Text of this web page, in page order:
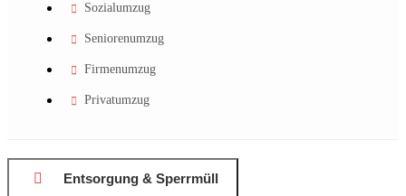
Sozialumzug
Seniorenumzug
Firmenumzug
Privatumzug
Entsorgung & Sperrmüll